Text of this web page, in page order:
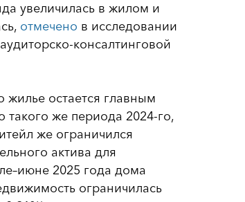
увеличилась в жилом и
отмечено в исследовании
консалтинговой
жилье остается главным
же периода 2024-го,
же ограничился
актива для
2025 года дома
ограничилась